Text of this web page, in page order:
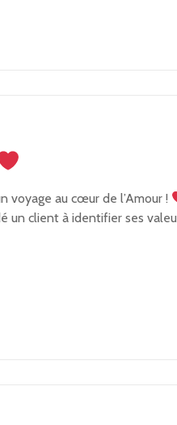
voyage au cœur de l’Amour !
un client à identifier ses